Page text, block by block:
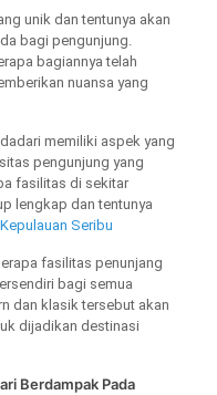
unik dan tentunya akan
bagi pengunjung.
bagiannya telah
nuansa yang
memiliki aspek yang
pengunjung yang
fasilitas di sekitar
lengkap dan tentunya
Seribu
fasilitas penunjang
bagi semua
dan klasik tersebut akan
dijadikan destinasi
Berdampak Pada